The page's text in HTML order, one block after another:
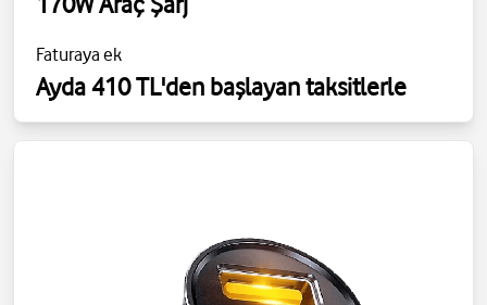
Faturaya ek
Ayda 410 TL'den başlayan taksitlerle